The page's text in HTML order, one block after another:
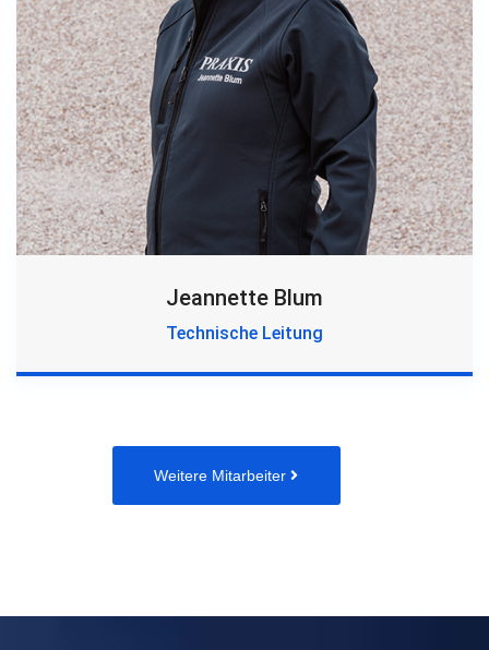
Jeannette Blum
Technische Leitung
Weitere Mitarbeiter